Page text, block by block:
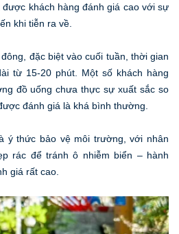
khách hàng đánh giá cao với sự
khi tiễn ra về.
đặc biệt vào cuối tuần, thời gian
từ 15-20 phút. Một số khách hàng
đồ uống chưa thực sự xuất sắc so
đánh giá là khá bình thường.
ý thức bảo vệ môi trường, với nhân
rác để tránh ô nhiễm biển – hành
giá rất cao.